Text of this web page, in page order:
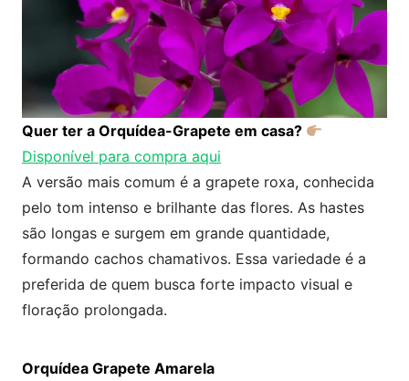
Quer ter a Orquídea-Grapete em casa?
Disponível para compra aqui
A versão mais comum é a grapete roxa, conhecida
pelo tom intenso e brilhante das flores. As hastes
são longas e surgem em grande quantidade,
formando cachos chamativos. Essa variedade é a
preferida de quem busca forte impacto visual e
floração prolongada.
Orquídea Grapete Amarela